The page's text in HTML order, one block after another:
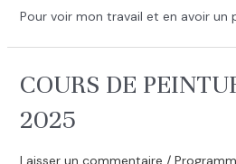
Pour voir mon travail et en avoir un
COURS DE
2025